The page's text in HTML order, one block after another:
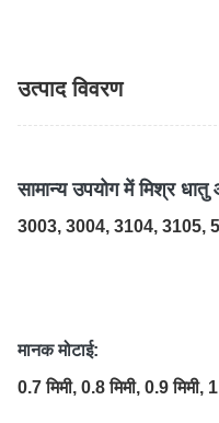
उत्पाद विवरण
सामान्य उपयोग में मिश्र
3003, 3004, 3104, 3105,
मानक मोटाई:
0.7 मिमी, 0.8 मिमी, 0.9 मिमी,